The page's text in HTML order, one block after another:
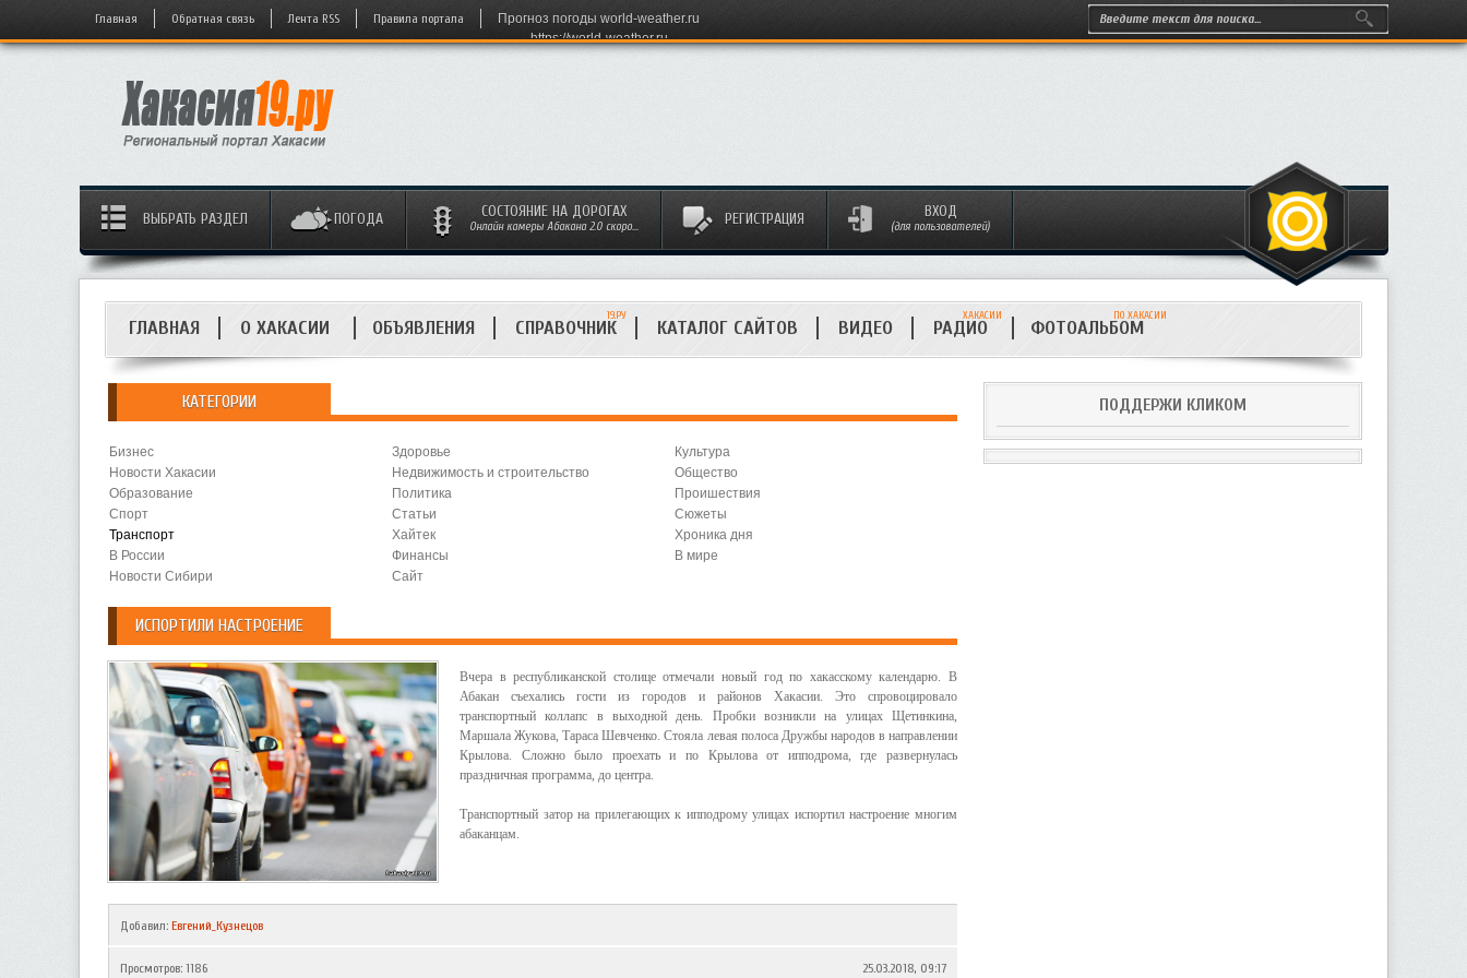
Главная Обратная связь Лента RSS Правила портала
Прогноз погоды world-weather.ru
https://world-weather.ru
ВЫБРАТЬ РАЗДЕЛ ПОГОДА СОСТОЯНИЕ НА ДОРОГАХ
Онлайн камеры Абакана 2.0 скоро... РЕГИСТРАЦИЯ ВХОД
(для пользователей)
ГЛАВНАЯ О ХАКАСИИ ОБЪЯВЛЕНИЯ СПРАВОЧНИК
19.РУ
КАТАЛОГ САЙТОВ ВИДЕО РАДИО
ХАКАСИИ
ФОТОАЛЬБОМ
ПО ХАКАСИИ
КАТЕГОРИИ
Бизнес Здоровье
Культура
Новости Хакасии
Недвижимость и строительство
Общество
Образование
Политика
Проишествия
Спорт
Статьи
Сюжеты
Транспорт
Хайтек
Хроника дня
В России
Финансы
В мире
Новости Сибири
Сайт
ИСПОРТИЛИ НАСТРОЕНИЕ
Вчера в республиканской столице отмечали новый год по хакасскому календарю. В
Абакан съехались гости из городов и районов Хакасии. Это спровоцировало
транспортный коллапс в выходной день. Пробки возникли на улицах Щетинкина,
Маршала Жукова, Тараса Шевченко. Стояла левая полоса Дружбы народов в направлении
Крылова. Сложно было проехать и по Крылова от ипподрома, где развернулась
праздничная программа, до центра.
Транспортный затор на прилегающих к ипподрому улицах испортил настроение многим
абаканцам.
Добавил: Евгений_Кузнецов
Просмотров: 1186 25.03.2018, 09:17
ПОДДЕРЖИ КЛИКОМ